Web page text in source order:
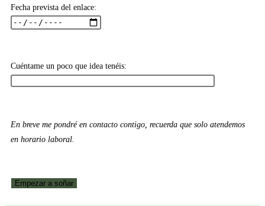
Fecha prevista del enlace:
Cuéntame un poco que idea tenéis:
En breve me pondré en contacto contigo, recuerda que solo atendemos
en horario laboral.